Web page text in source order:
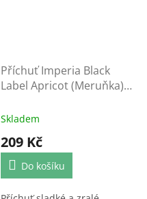
Příchuť Imperia Black
Label Apricot (Meruňka)
Skladem
209 Kč
Do košíku